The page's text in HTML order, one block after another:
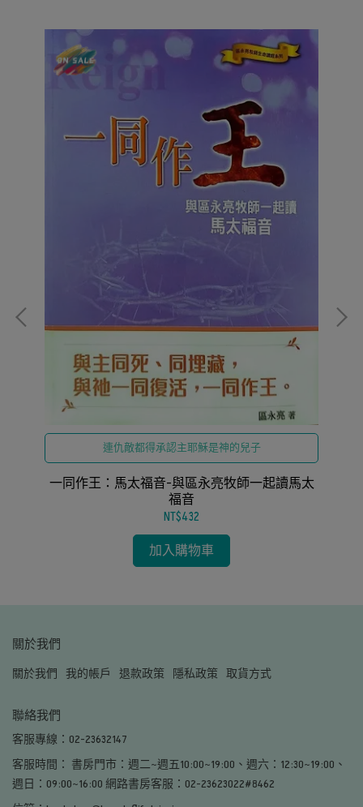
連仇敵都得承認主耶穌是神的兒子
一同作王：馬太福音-與區永亮牧師一起讀馬太
福音
NT$432
加入購物車
關於我們
關於我們 我的帳戶 退款政策 隱私政策 取貨方式
聯絡我們
客服專線：02-23632147
客服時間： 書房門市：週二~週五10:00~19:00、週六：12:30~19:00、
週日：09:00~16:00 網路書房客服：02-23623022#8462